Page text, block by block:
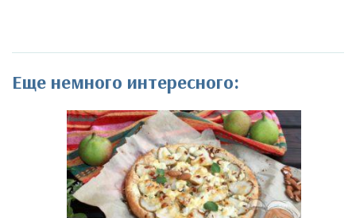
Еще немного интересного: